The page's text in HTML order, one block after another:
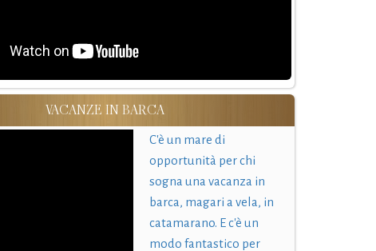
VACANZE IN BARCA
C'è un mare di
opportunità per chi
sogna una vacanza in
barca, magari a vela, in
catamarano. E c'è un
modo fantastico per